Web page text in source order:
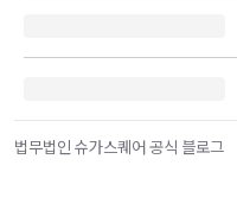
법무법인 슈가스퀘어 공식 블로그